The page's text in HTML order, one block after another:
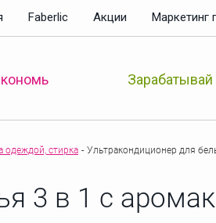
Faberlic Акции Маркетинг
Зарабатывай
одеждой, стирка - Ультракондиционер для
3 в 1 с